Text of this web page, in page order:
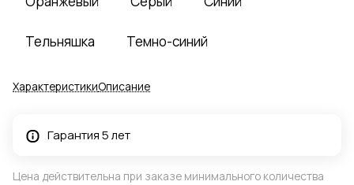
Тельняшка Темно-синий
ХарактеристикиОписание
Гарантия 5 лет
Цена действительна при заказе минимального количества